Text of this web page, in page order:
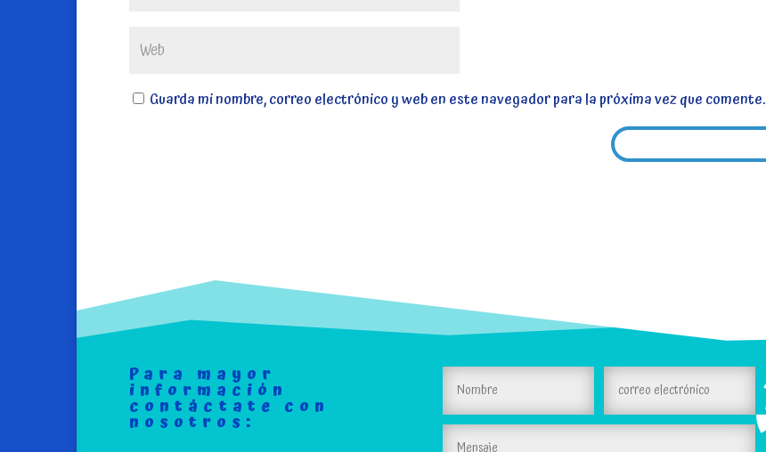
Guarda mi nombre, correo electrónico y web en este navegador para la próxima vez que comente.
Para mayor
información
contáctate con
nosotros: